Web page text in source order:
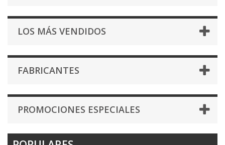
LOS MÁS VENDIDOS
FABRICANTES
PROMOCIONES ESPECIALES